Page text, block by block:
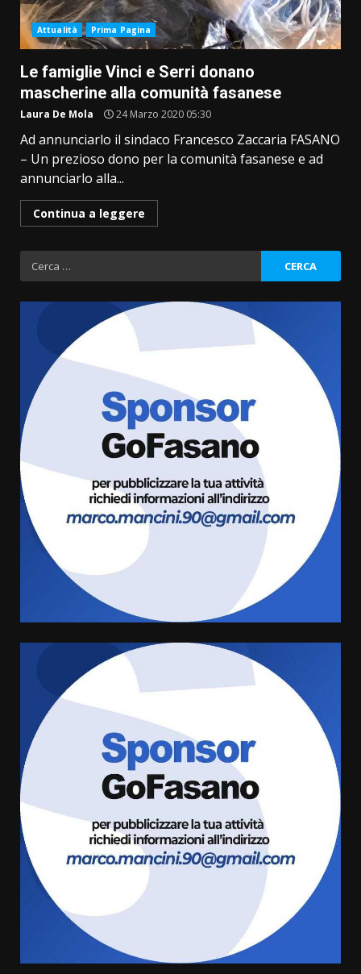
Attualità Prima Pagina
Le famiglie Vinci e Serri donano
mascherine alla comunità fasanese
Laura De Mola 24 Marzo 2020 05:30
Ad annunciarlo il sindaco Francesco Zaccaria FASANO
– Un prezioso dono per la comunità fasanese e ad
annunciarlo alla...
Continua a leggere
Ricerca
per:
La magia del Minareto e la prima
assoluta de “L’Albergo
Belvedere. Il rapimento”
6 Agosto 2026 06:15
Serie D, l’Us Fasano è escluso
dal campionato
Truffatori in azione nelle
frazioni fasanesi
5 Agosto 2026 11:03
Residenti di Savelletri scrivono
al Prefetto: “Noi cittadini di
serie B”
5 Agosto 2026 06:15
A Savelletri torna la Sagra del
Pesce Spada: appuntamento a
sabato 8 agosto
5 Agosto 2026 06:10
Grazia Neglia, coordinatrice
cittadina di Fratelli d’Italia,
pronta a tornare in Consiglio